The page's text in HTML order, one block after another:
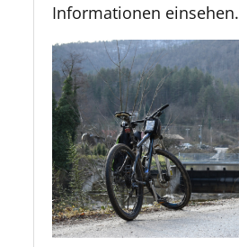
Informationen einsehen.